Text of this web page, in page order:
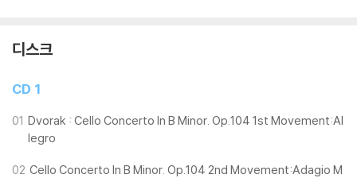
디스크
CD 1
01 Dvorak : Cello Concerto In B Minor. Op.104 1st Movement:Al
legro
02 Cello Concerto In B Minor. Op.104 2nd Movement:Adagio M